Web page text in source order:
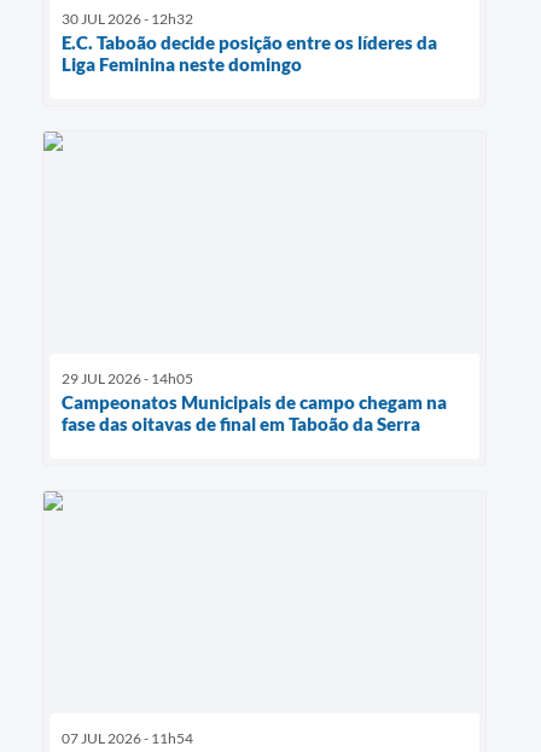
30 JUL 2026 - 12h32
E.C. Taboão decide posição entre os líderes da
Liga Feminina neste domingo
29 JUL 2026 - 14h05
Campeonatos Municipais de campo chegam na
fase das oitavas de final em Taboão da Serra
07 JUL 2026 - 11h54